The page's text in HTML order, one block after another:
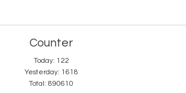
Counter
Today: 122
Yesterday: 1618
Total: 890610